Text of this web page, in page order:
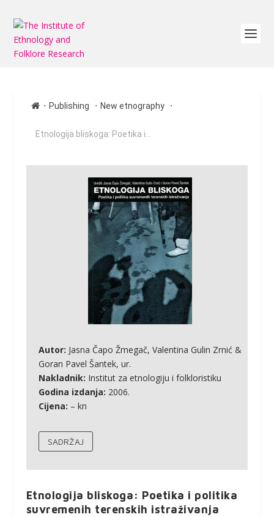
∙ Publishing ∙ New etnography ∙
Etnologija bliskoga: Poetika i...
Autor: Jasna Čapo Žmegač, Valentina Gulin Zrnić &
Goran Pavel Šantek, ur.
Nakladnik: Institut za etnologiju i folkloristiku
Godina izdanja: 2006.
Cijena: – kn
SADRŽAJ
Etnologija bliskoga: Poetika i politika
suvremenih terenskih istraživanja